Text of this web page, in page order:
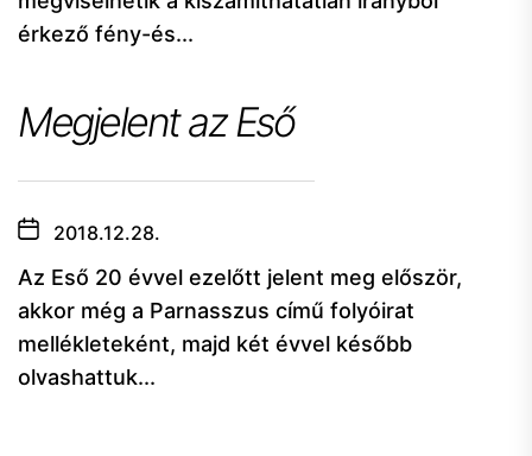
érkező fény-és...
Megjelent az Eső
2018.12.28.
Az Eső 20 évvel ezelőtt jelent meg először,
akkor még a Parnasszus című folyóirat
mellékleteként, majd két évvel később
olvashattuk...